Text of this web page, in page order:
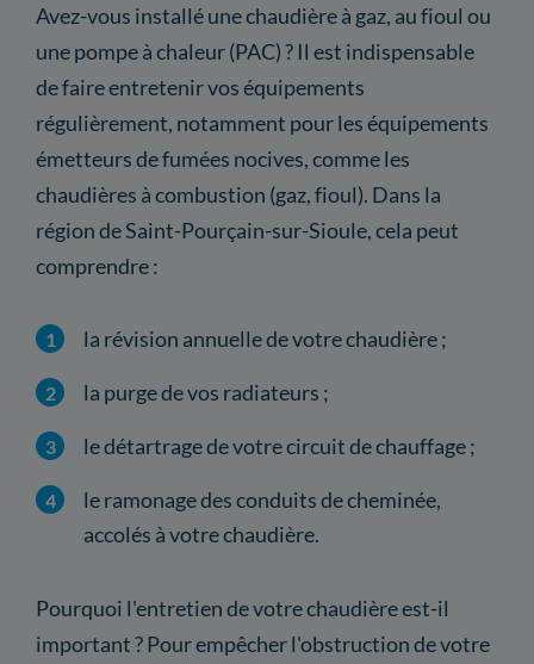
Avez-vous installé une chaudière à gaz, au fioul ou
une pompe à chaleur (PAC) ? Il est indispensable
de faire entretenir vos équipements
régulièrement, notamment pour les équipements
émetteurs de fumées nocives, comme les
chaudières à combustion (gaz, fioul). Dans la
région de Saint-Pourçain-sur-Sioule, cela peut
comprendre :
la révision annuelle de votre chaudière ;
la purge de vos radiateurs ;
le détartrage de votre circuit de chauffage ;
le ramonage des conduits de cheminée,
accolés à votre chaudière.
Pourquoi l'entretien de votre chaudière est-il
important ? Pour empêcher l'obstruction de votre